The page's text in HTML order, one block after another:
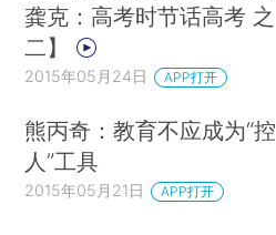
龚克：高考时节话高考 之
二】
2015年05月24日 APP打开
熊丙奇：教育不应成为“控
人”工具
2015年05月21日 APP打开